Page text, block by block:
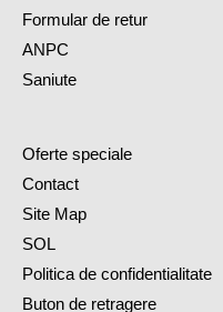
Formular de retur
ANPC
Saniute
Oferte speciale
Contact
Site Map
SOL
Politica de confidentialitate
Buton de retragere